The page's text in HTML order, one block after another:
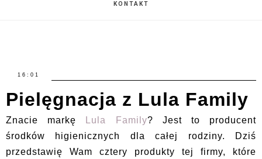
KONTAKT
16:01
Pielęgnacja z Lula Family
Znacie markę Lula Family? Jest to producent
środków higienicznych dla całej rodziny. Dziś
przedstawię Wam cztery produkty tej firmy, które